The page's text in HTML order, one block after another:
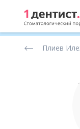
стоматологов
Плиев